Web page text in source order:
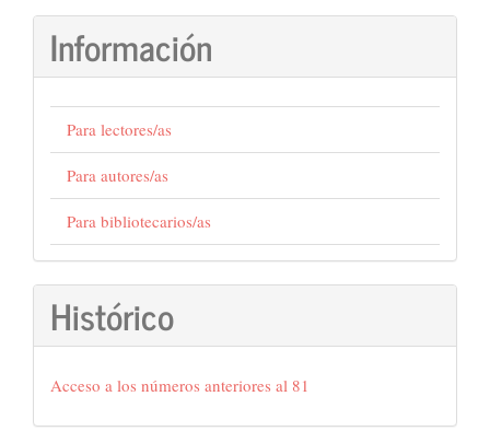
Información
Para lectores/as
Para autores/as
Para bibliotecarios/as
Histórico
Acceso a los números anteriores al 81